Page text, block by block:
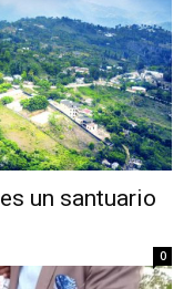
un santuario
0